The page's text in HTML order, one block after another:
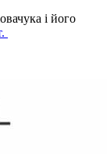
і його